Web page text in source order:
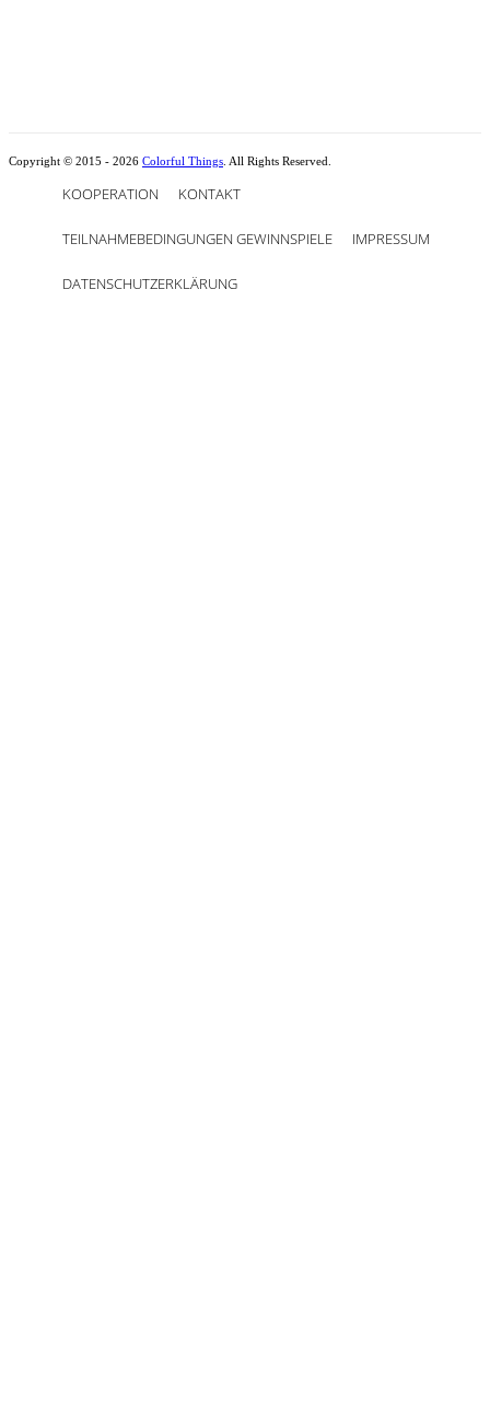
Copyright © 2015 - 2026 Colorful Things. All Rights Reserved.
KOOPERATION KONTAKT
TEILNAHMEBEDINGUNGEN GEWINNSPIELE IMPRESSUM
DATENSCHUTZERKLÄRUNG